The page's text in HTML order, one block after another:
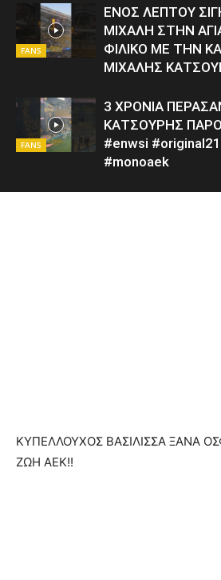
FANS
ΕΝΟΣ ΛΕΠΤΟΥ
ΜΙΧΑΛΗ ΣΤΗΝ
ΦΙΛΙΚΟ ΜΕ ΤΗΝ
ΜΙΧΑΛΗΣ
FANS
3 ΧΡΟΝΙΑ
ΚΑΤΣΟΥΡΗΣ
#enwsi
#monoaek
ΚΥΠΕΛΛΟΥΧΟΣ ΒΑΣΙΛΙΣΣΑ ΞΑΝΑ
ΖΩΗ ΑΕΚ!!